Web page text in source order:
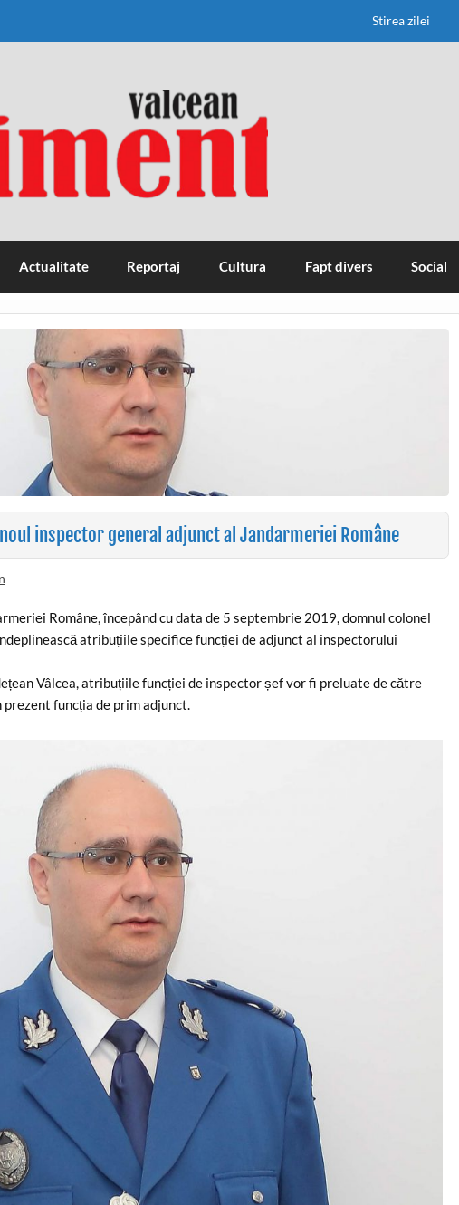
Stirea zilei
Actualitate Reportaj Cultura Fapt divers Social
inspector general adjunct al Jandarmeriei Române
Române, începând cu data de 5 septembrie 2019, domnul colonel
atribuțiile specifice funcției de adjunct al inspectorului
Vâlcea, atribuțiile funcției de inspector șef vor fi preluate de către
prezent funcția de prim adjunct.